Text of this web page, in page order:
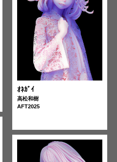
ｵﾈｶﾞｲ
高松和樹
AFT2025